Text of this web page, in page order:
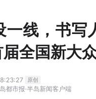
一线，书
全国新大
原创
都市报·半岛新闻客户端